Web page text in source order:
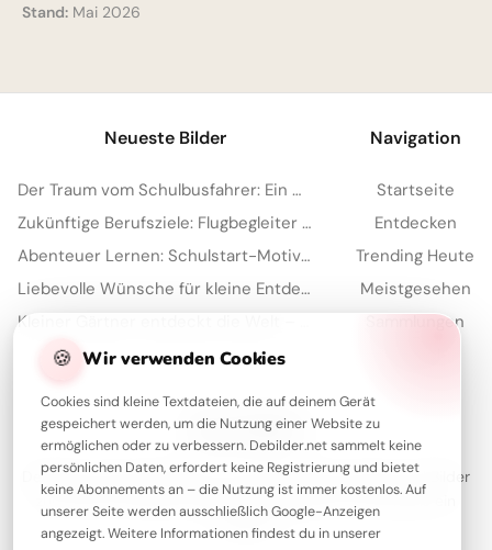
Stand: Mai 2026
🍪 Wir verwenden Cookies
Cookies sind kleine Textdateien, die auf deinem Gerät
gespeichert werden, um die Nutzung einer Website zu
ermöglichen oder zu verbessern. Debilder.net sammelt keine
persönlichen Daten, erfordert keine Registrierung und bietet
keine Abonnements an – die Nutzung ist immer kostenlos. Auf
unserer Seite werden ausschließlich Google-Anzeigen
angezeigt. Weitere Informationen findest du in unserer
Neueste Bilder
Der Traum vom Schulbusfahrer: Ein motivierender Start für WhatsApp
Zukünftige Berufsziele: Flugbegleiter Motivation für den Schulweg TikTok
Abenteuer Lernen: Schulstart-Motivation mit dem Förster für Threads!
Liebevolle Wünsche für kleine Entdecker zum Schulbeginn per WhatsApp!
Navigation
Startseite
Entdecken
Trending Heute
Meistgesehen
Sammlungen
Über Debilder
Debilder ist deine Plattform für die schönsten Grüße und Bilder
zum Teilen. Entdecke unsere Sammlung und verschenke ein
Lächeln!